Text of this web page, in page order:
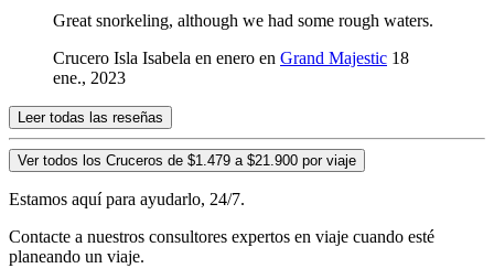
Great snorkeling, although we had some rough waters.
Crucero Isla Isabela en enero en Grand Majestic 18
ene., 2023
Leer todas las reseñas
Ver todos los Cruceros de $1.479 a $21.900 por viaje
Estamos aquí para ayudarlo, 24/7.
Contacte a nuestros consultores expertos en viaje cuando esté
planeando un viaje.